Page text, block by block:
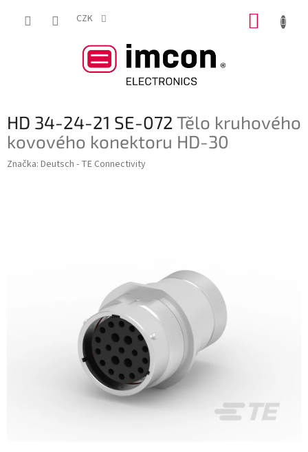
CZK
HD 34-24-21 SE-072Tělo kruhového
kovového konektoru HD-30
Značka: Deutsch - TE Connectivity